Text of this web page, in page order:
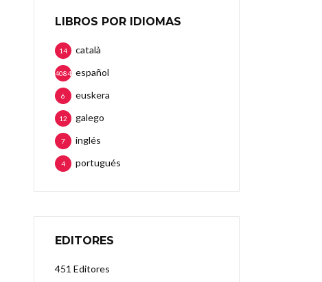
LIBROS POR IDIOMAS
català
14
español
4084
euskera
6
galego
12
inglés
7
portugués
4
EDITORES
451 Editores